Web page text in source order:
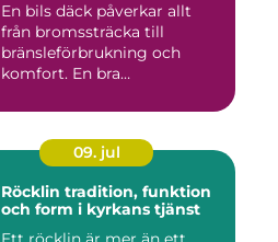
En bils däck påverkar allt
från bromssträcka till
bränsleförbrukning och
komfort. En bra
09. jul
Röcklin tradition, funktion
och form i kyrkans tjänst